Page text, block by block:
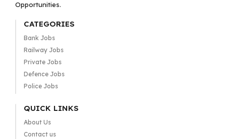
Opportunities.
CATEGORIES
Bank Jobs
Railway Jobs
Private Jobs
Defence Jobs
Police Jobs
QUICK LINKS
About Us
Contact us